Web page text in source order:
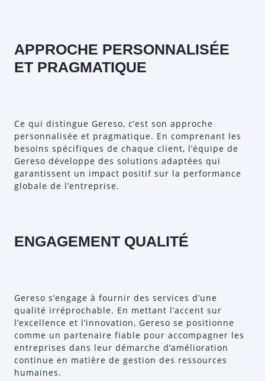
APPROCHE PERSONNALISÉE
ET PRAGMATIQUE
Ce qui distingue Gereso, c’est son approche
personnalisée et pragmatique. En comprenant les
besoins spécifiques de chaque client, l’équipe de
Gereso développe des solutions adaptées qui
garantissent un impact positif sur la performance
globale de l’entreprise.
ENGAGEMENT QUALITÉ
Gereso s’engage à fournir des services d’une
qualité irréprochable. En mettant l’accent sur
l’excellence et l’innovation, Gereso se positionne
comme un partenaire fiable pour accompagner les
entreprises dans leur démarche d’amélioration
continue en matière de gestion des ressources
humaines.